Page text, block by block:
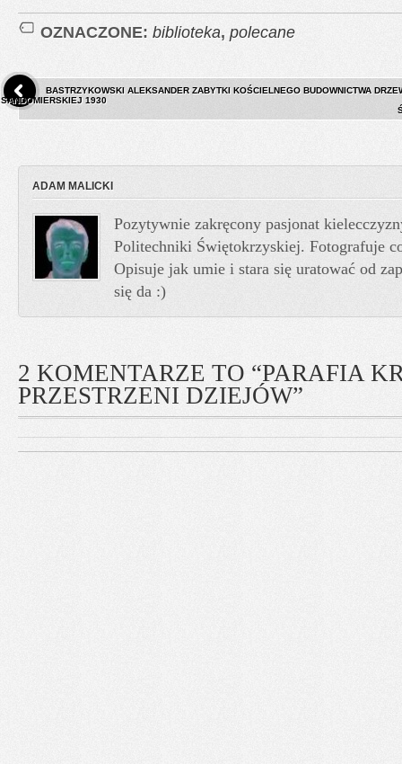
OZNACZONE: biblioteka, polecane
BASTRZYKOWSKI ALEKSANDER ZABYTKI KOŚCIELNEGO BUDOWNICTWA
SANDOMIERSKIEJ 1930
ADAM MALICKI
Pozytywnie zakręcony pasjonat
Politechniki Świętokrzyskiej. Fotografuje
Opisuje jak umie i stara się uratować od
się da :)
2 KOMENTARZE TO “PARAFIA
PRZESTRZENI DZIEJÓW”